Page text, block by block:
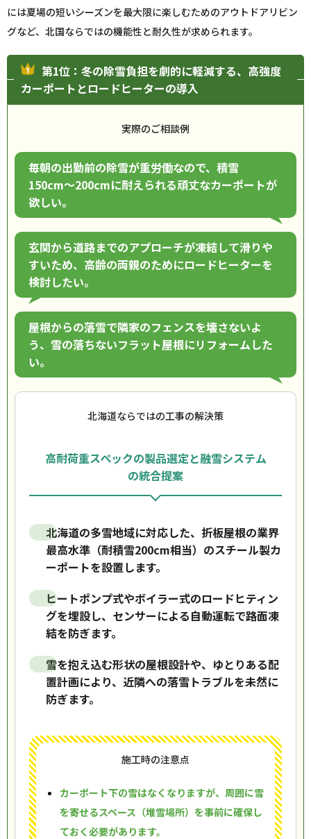
には夏場の短いシーズンを最大限に楽しむためのアウトドアリビン
グなど、北国ならではの機能性と耐久性が求められます。
第1位：冬の除雪負担を劇的に軽減する、高強度
カーポートとロードヒーターの導入
実際のご相談例
毎朝の出勤前の除雪が重労働なので、積雪
150cm〜200cmに耐えられる頑丈なカーポートが
欲しい。
玄関から道路までのアプローチが凍結して滑りや
すいため、高齢の両親のためにロードヒーターを
検討したい。
屋根からの落雪で隣家のフェンスを壊さないよ
う、雪の落ちないフラット屋根にリフォームした
い。
北海道ならではの工事の解決策
高耐荷重スペックの製品選定と融雪システム
の統合提案
北海道の多雪地域に対応した、折板屋根の業界
最高水準（耐積雪200cm相当）のスチール製カ
ーポートを設置します。
ヒートポンプ式やボイラー式のロードヒティン
グを埋設し、センサーによる自動運転で路面凍
結を防ぎます。
雪を抱え込む形状の屋根設計や、ゆとりある配
置計画により、近隣への落雪トラブルを未然に
防ぎます。
施工時の注意点
カーポート下の雪はなくなりますが、周囲に雪
を寄せるスペース（堆雪場所）を事前に確保し
ておく必要があります。